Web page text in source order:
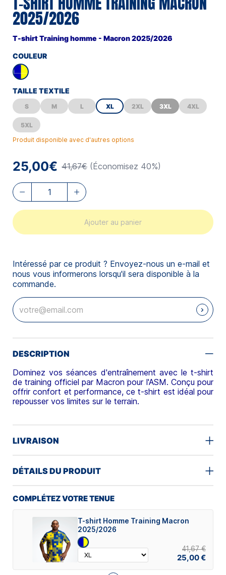
2025/2026
T-shirt Training homme - Macron 2025/2026
COULEUR
TAILLE TEXTILE
S M L XL 2XL 3XL 4XL
5XL
Produit disponible avec d'autres options
25,00€ 41,67€ (Économisez 40%)
Ajouter au panier
Intéressé par ce produit ? Envoyez-nous un e-mail et
nous vous informerons lorsqu'il sera disponible à la
commande.
DESCRIPTION
Dominez vos séances d'entraînement avec le t-shirt
de training officiel par Macron pour l'ASM. Conçu pour
offrir confort et performance, ce t-shirt est idéal pour
repousser vos limites sur le terrain.
LIVRAISON
DÉTAILS DU PRODUIT
COMPLÉTEZ VOTRE TENUE
T-shirt Homme Training Macron
2025/2026
41,67 €
25,00 €